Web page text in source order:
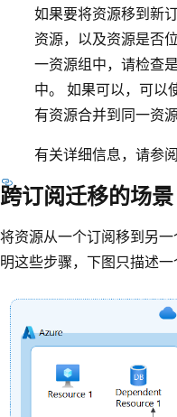
如果要将资源移到新
资源，以及资源是否
一资源组中，请检查
中。 如果可以，可以
有资源合并到同一资源
有关详细信息，请参阅
跨订阅迁移的场景
将资源从一个订阅移到另
明这些步骤，下图只描述一